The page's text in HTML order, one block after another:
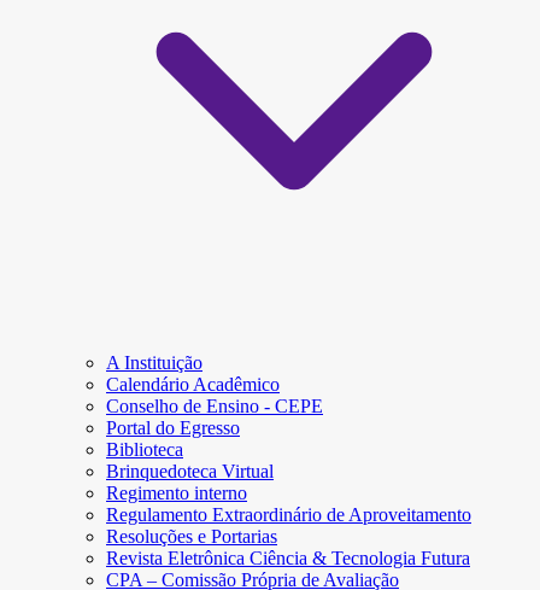
A Instituição
Calendário Acadêmico
Conselho de Ensino - CEPE
Portal do Egresso
Biblioteca
Brinquedoteca Virtual
Regimento interno
Regulamento Extraordinário de Aproveitamento
Resoluções e Portarias
Revista Eletrônica Ciência & Tecnologia Futura
CPA – Comissão Própria de Avaliação